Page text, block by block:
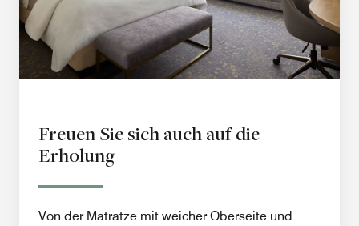
Freuen Sie sich auch auf die
Erholung
Von der Matratze mit weicher Oberseite und